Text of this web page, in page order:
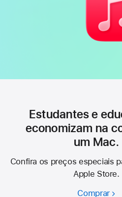
Estudantes e
economizam na
um Mac.
Confira os preços especiais
Apple Store.
Comprar